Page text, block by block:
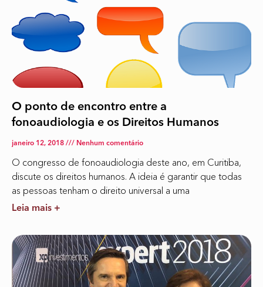
O ponto de encontro entre a
fonoaudiologia e os Direitos Humanos
janeiro 12, 2018 Nenhum comentário
O congresso de fonoaudiologia deste ano, em Curitiba,
discute os direitos humanos. A ideia é garantir que todas
as pessoas tenham o direito universal a uma
Leia mais +